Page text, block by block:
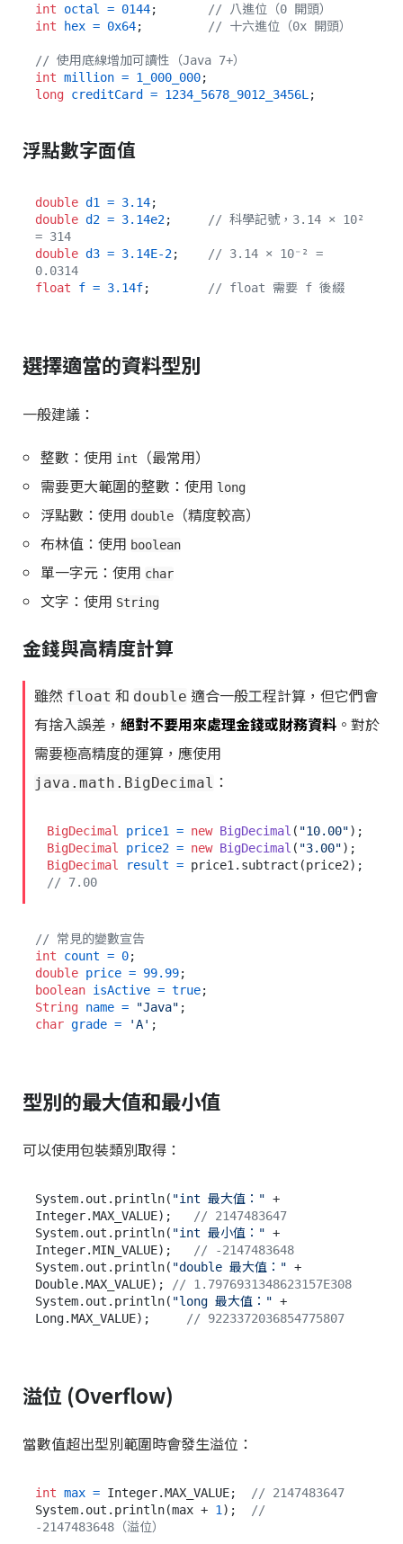
int
octal = 0144;
// 八進位（0 開頭）
int
hex = 0x64; // 十六進位（0x 開頭）
// 使用底線增加可讀性（Java 7+）
int million = 1_000_000
long creditCard = 1234_5678_9012_3456L
浮點數字面值
double d1 = 3.14
double d2 = 3.14e2; // 科學記號，3.14 × 10²
= 314
double d3 = 3.14E-2; // 3.14 × 10⁻² =
0.0314
float
f = 3.14f; // float 需要 f 後綴
選擇適當的資料型別
一般建議：
整數：使用 int
（最常用）
需要更大範圍的整數：使用 long
浮點數：使用 double
（精度較高）
布林值：使用 boolean
單一字元：使用 char
文字：使用 String
金錢與高精度計算
雖然 float 和 double 適合一般工程計算，但它們會
有捨入誤差， 絕對不要用來處理金錢或財務資料 。對於
需要極高精度的運算，應使用
java.math.BigDecimal ：
BigDecimal price1 = new BigDecimal ( "10.00"
BigDecimal
price2 = new BigDecimal ( "3.00"
BigDecimal
result =
// 7.00
// 常見的變數宣告
int
count = 0
double price = 99.99
boolean isActive = true
String name = "Java"
char grade = 'A'
型別的最大值和最小值
可以使用包裝類別取得：
System.out.println( "int 最大值：" +
Integer.MAX_VALUE); // 2147483647
System.out.println( "int 最小值：" +
Integer.MIN_VALUE); // -2147483648
System.out.println( "double 最大值：" +
Double.MAX_VALUE); // 1.7976931348623157E308
System.out.println( "long 最大值：" +
Long.MAX_VALUE); // 9223372036854775807
溢位 (Overflow)
當數值超出型別範圍時會發生溢位：
int max = Integer.MAX_VALUE; // 2147483647
System.out.println(max + 1); //
-2147483648（溢位）